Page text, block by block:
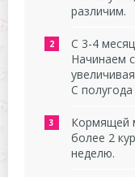
различим.
С 3-4
Начинаем
С
Кормящей
более 2
неделю.